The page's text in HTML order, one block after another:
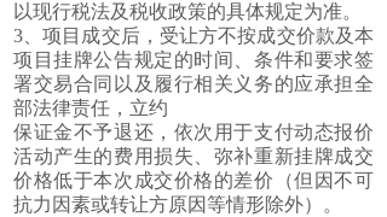
以现行税法及税收政策的具体规定为准。
3、项目成交后，受让方不按成交价款及本
项目挂牌公告规定的时间、条件和要求签
署交易合同以及履行相关义务的应承担全
部法律责任，立约
保证金不予退还，依次用于支付动态报价
活动产生的费用损失、弥补重新挂牌成交
价格低于本次成交价格的差价（但因不可
抗力因素或转让方原因等情形除外）。